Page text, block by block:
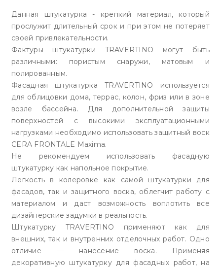
Данная штукатурка - крепкий материал, который
прослужит длительный срок и при этом не потеряет
своей привлекательности.
Фактуры штукатурки TRAVERTINO могут быть
различными: пористым снаружи, матовым и
полированным.
Фасадная штукатурка TRAVERTINO используется
для облицовки дома, террас, колон, фриз или в зоне
возле бассейна. Для дополнительной защиты
поверхностей с высокими эксплуатационными
нагрузками необходимо использовать защитный воск
CERA FRONTALE Maxima.
Не рекомендуем использовать фасадную
штукатурку как напольное покрытие.
Легкость в колеровке как самой штукатурки для
фасадов, так и защитного воска, облегчит работу с
материалом и даст возможность воплотить все
дизайнерские задумки в реальность.
Штукатурку TRAVERTINO применяют как для
внешних, так и внутренних отделочных работ. Одно
отличие — нанесение воска. Применяя
декоративную штукатурку для фасадных работ, на